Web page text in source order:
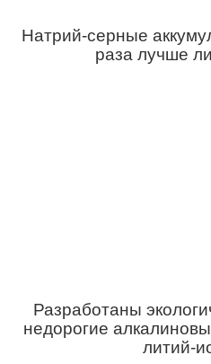
Натрий-серные
раза лучше
Разработаны
недорогие
литий-